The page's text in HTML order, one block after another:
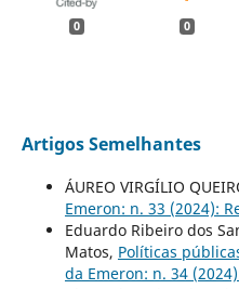
0 0
Artigos Semelhantes
ÁUREO VIRGÍLIO
Emeron: n. 33 (2024):
Eduardo Ribeiro dos
Matos, Políticas
da Emeron: n. 34